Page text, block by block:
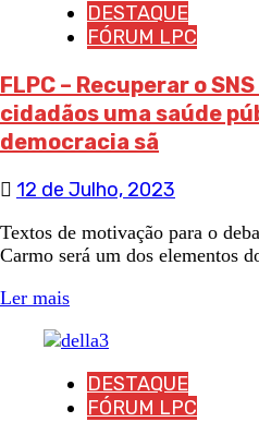
DESTAQUE
FÓRUM LPC
FLPC – Recuperar o
cidadãos uma saúde
democracia sã
12 de Julho, 2023
Textos de motivação para o
Carmo será um dos elementos
Ler mais
DESTAQUE
FÓRUM LPC